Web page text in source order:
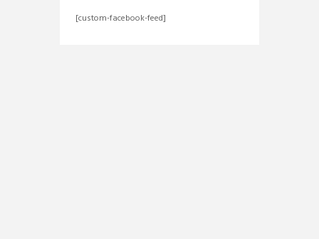
[custom-facebook-feed]